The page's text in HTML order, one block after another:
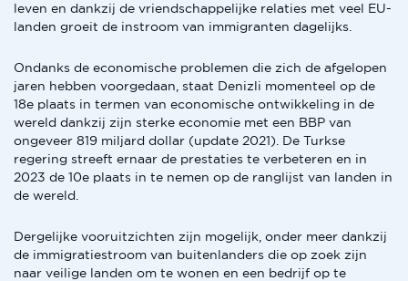
leven en dankzij de vriendschappelijke relaties met veel EU-
landen groeit de instroom van immigranten dagelijks.
Ondanks de economische problemen die zich de afgelopen
jaren hebben voorgedaan, staat Denizli momenteel op de
18e plaats in termen van economische ontwikkeling in de
wereld dankzij zijn sterke economie met een BBP van
ongeveer 819 miljard dollar (update 2021). De Turkse
regering streeft ernaar de prestaties te verbeteren en in
2023 de 10e plaats in te nemen op de ranglijst van landen in
de wereld.
Dergelijke vooruitzichten zijn mogelijk, onder meer dankzij
de immigratiestroom van buitenlanders die op zoek zijn
naar veilige landen om te wonen en een bedrijf op te